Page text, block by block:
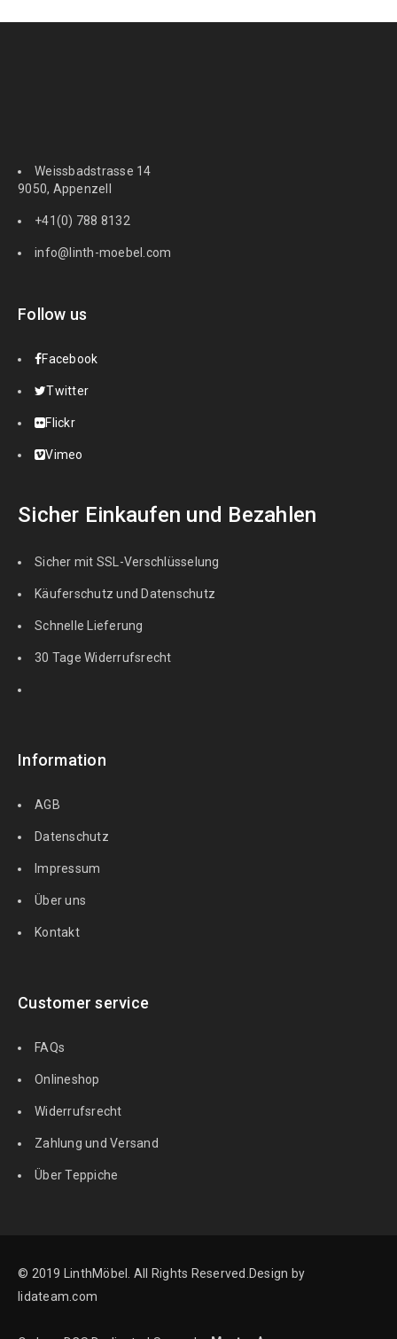
Weissbadstrasse 14
9050, Appenzell
+41(0) 788 8132
info@linth-moebel.com
Follow us
Facebook
Twitter
Flickr
Vimeo
Sicher Einkaufen und Bezahlen
Sicher mit SSL-Verschlüsselung
Käuferschutz und Datenschutz
Schnelle Lieferung
30 Tage Widerrufsrecht
Information
AGB
Datenschutz
Impressum
Über uns
Kontakt
Customer service
FAQs
Onlineshop
Widerrufsrecht
Zahlung und Versand
Über Teppiche
© 2019 LinthMöbel. All Rights Reserved.Design by
lidateam.com